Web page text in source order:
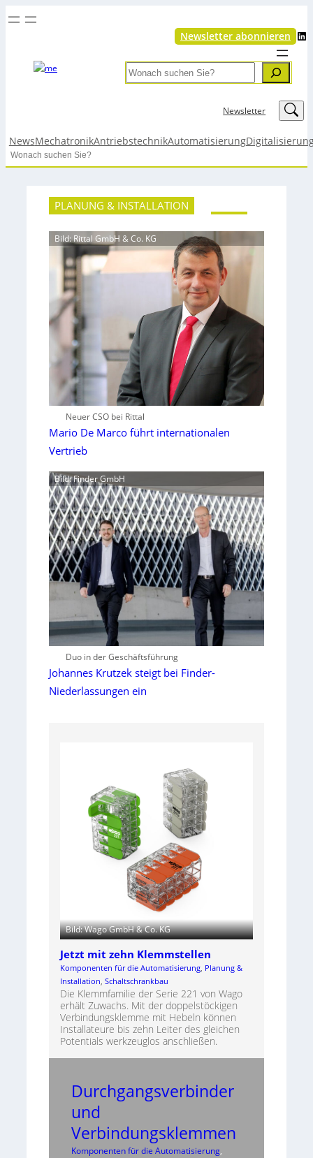
Newsletter abonnieren LinkedIn
Search
Newsletter LinkedIn
NewsMechatronikAntriebstechnikAutomatisierung
Search
PLANUNG & INSTALLATION
Bild: Rittal GmbH & Co. KG
Neuer CSO bei Rittal
Mario De Marco führt internationalen
Vertrieb
Bild: Finder GmbH
Duo in der Geschäftsführung
Johannes Krutzek steigt bei Finder-
Niederlassungen ein
Bild: Wago GmbH & Co. KG
Jetzt mit zehn Klemmstellen
Komponenten für die Automatisierung, Planung &
Installation, Schaltschrankbau
Die Klemmfamilie der Serie 221 von Wago
erhält Zuwachs. Mit der doppelstöckigen
Verbindungsklemme mit Hebeln können
Installateure bis zehn Leiter des gleichen
Potentials werkzeuglos anschließen.
Durchgangsverbinder
und
Verbindungsklemmen
Komponenten für die Automatisierung